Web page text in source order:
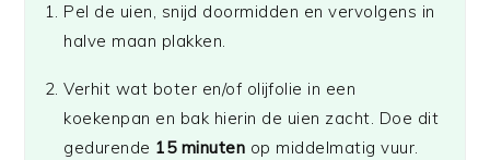
Pel de uien, snijd doormidden en vervolgens in
halve maan plakken.
Verhit wat boter en/of olijfolie in een
koekenpan en bak hierin de uien zacht. Doe dit
gedurende 15 minuten op middelmatig vuur.